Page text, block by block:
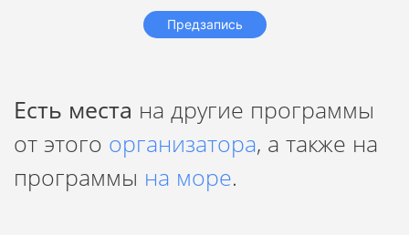
Предзапись
Есть места на другие программы
от этого организатора, а также на
программы на море.